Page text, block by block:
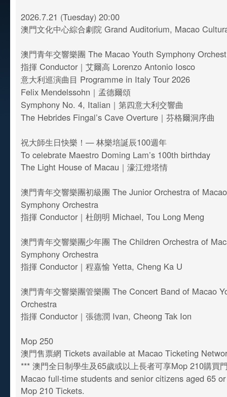
2026.7.21 (Tuesday) 20:00
澳門文化中心綜合劇院 Grand Auditorium, Macao
澳門青年交響樂團 The Macao Youth Symphony
指揮 Conductor｜艾爾高 Lorenzo Antonio Iosco
意大利巡演曲目 Programme in Italy Tour 2026
Felix Mendelssohn｜孟德爾頌
Symphony No. 4, Italian｜第四意大利交響曲
The Hebrides Fingal’s Cave Overture｜芬格爾洞序曲
祝大師生日快樂！— 林樂培誕辰100週年
To celebrate Maestro Doming Lam’s 100th birthday
The Light House of Macau｜濠江燈塔情
澳門青年交響樂團初級團 The Junior Orchestra of
Symphony Orchestra
指揮 Conductor｜杜朗明 Michael, Tou Long Meng
澳門青年交響樂團少年團 The Children Orchestra of
Symphony Orchestra
指揮 Conductor｜程嘉愉 Yetta, Cheng Ka U
澳門青年交響樂團管樂團 The Concert Band of Macao
Orchestra
指揮 Conductor｜張德潤 Ivan, Cheong Tak Ion
Mop 250
澳門售票網 Tickets available at Macao Ticketing
*** 澳門全日制學生及65歲或以上長者可享Mop 210購買
Macao full-time students and senior citizens aged 65
Mop 210 Tickets.